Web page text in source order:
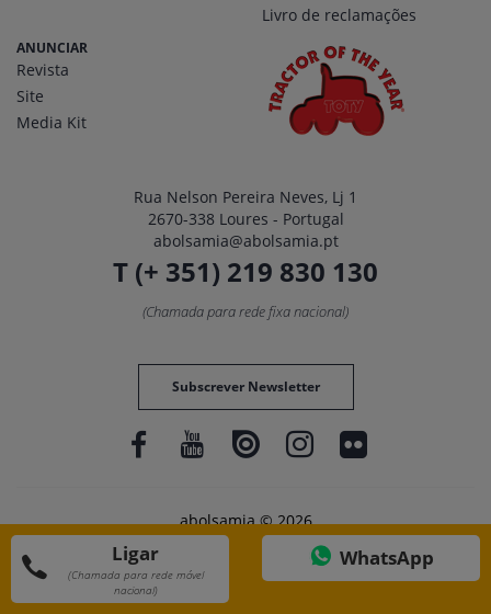
Ligar
(Chamada para rede móvel
nacional)
WhatsApp
Livro de reclamações
ANUNCIAR
Revista
Site
Media Kit
Rua Nelson Pereira Neves, Lj 1
2670-338 Loures - Portugal
abolsamia@abolsamia.pt
T (+ 351) 219 830 130
(Chamada para rede fixa nacional)
Subscrever Newsletter
abolsamia © 2026